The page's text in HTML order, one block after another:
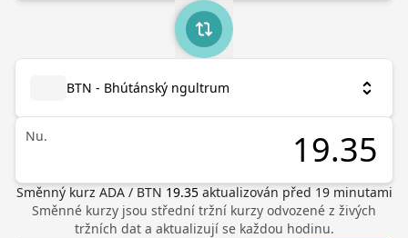
BTN - Bhútánský ngultrum
Nu.
Směnný kurz ADA/ BTN 19.35 aktualizován před 19minutami
Směnné kurzy jsou střední tržní kurzy odvozené z živých
tržních dat a aktualizují se každou hodinu.